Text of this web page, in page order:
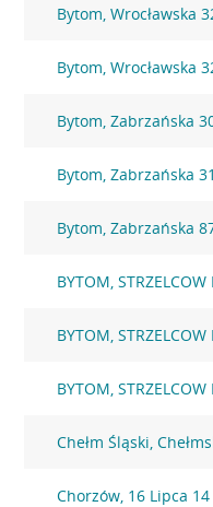
Bytom, Wrocławska
Bytom, Wrocławska
Bytom, Zabrzańska
Bytom, Zabrzańska 31
Bytom, Zabrzańska
BYTOM,
BYTOM,
BYTOM,
Chełm Śląski,
Chorzów, 16 Lipca 14